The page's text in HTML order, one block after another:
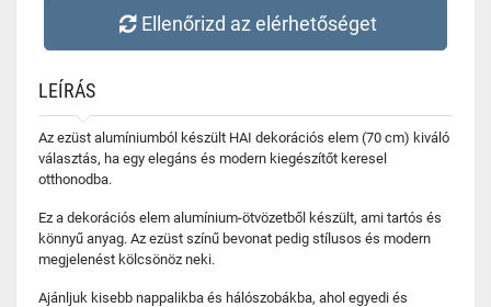
Ellenőrizd az elérhetőséget
LEÍRÁS
Az ezüst alumíniumból készült HAI dekorációs elem (70 cm) kiváló
választás, ha egy elegáns és modern kiegészítőt keresel
otthonodba.
Ez a dekorációs elem alumínium-ötvözetből készült, ami tartós és
könnyű anyag. Az ezüst színű bevonat pedig stílusos és modern
megjelenést kölcsönöz neki.
Ajánljuk kisebb nappalikba és hálószobákba, ahol egyedi és